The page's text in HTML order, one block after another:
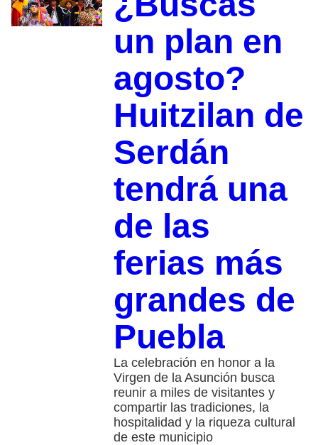
un plan en
agosto?
Huitzilan de
Serdán
tendrá una
de las
ferias más
grandes de
Puebla
La celebración en honor a la
Virgen de la Asunción busca
reunir a miles de visitantes y
compartir las tradiciones, la
hospitalidad y la riqueza cultural
de este municipio